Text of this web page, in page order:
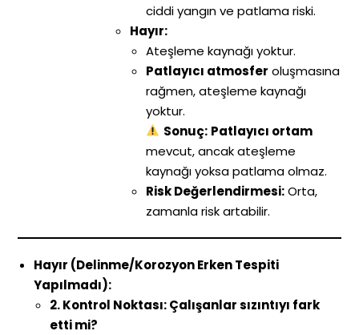
ciddi yangın ve patlama riski.
Hayır:
Ateşleme kaynağı yoktur.
Patlayıcı atmosfer oluşmasına
rağmen, ateşleme kaynağı
yoktur.
Sonuç: Patlayıcı ortam
mevcut, ancak ateşleme
kaynağı yoksa patlama olmaz.
Risk Değerlendirmesi:Orta,
zamanla risk artabilir.
Hayır (Delinme/Korozyon Erken Tespiti
Yapılmadı):
2. Kontrol Noktası: Çalışanlar sızıntıyı fark
etti mi?